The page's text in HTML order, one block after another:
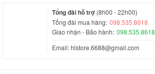
Tổng đài hỗ trợ (8h00 - 22h00)
Tổng đài mua hàng: 098.535.8618
Giao nhận - Bảo hành: 098.535.8618
Email:hlstore.6688@gmail.com